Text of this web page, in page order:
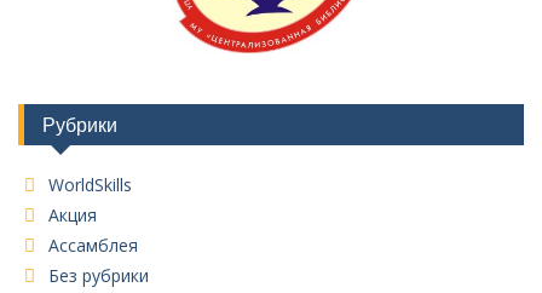
Рубрики
WorldSkills
Акция
Ассамблея
Без рубрики